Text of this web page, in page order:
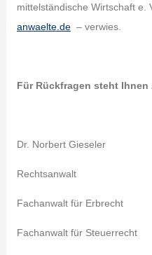
mittelständische Wirtschaft e.
anwaelte.de– verwies.
Für Rückfragen steht Ihnen
Dr. Norbert Gieseler
Rechtsanwalt
Fachanwalt für Erbrecht
Fachanwalt für Steuerrecht